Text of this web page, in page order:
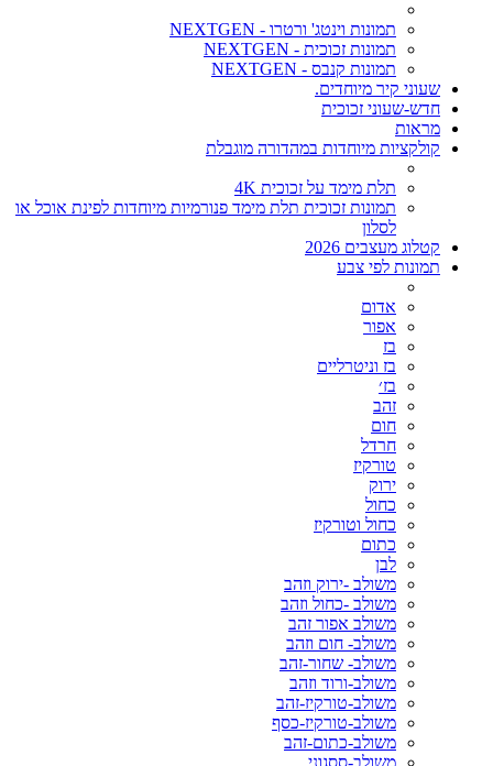
תמונות וינטג' ורטרו - NEXTGEN
תמונות זכוכית - NEXTGEN
תמונות קנבס - NEXTGEN
שעוני קיר מיוחדים.
חדש-שעוני זכוכית
מראות
קולקציות מיוחדות במהדורה מוגבלת
תלת מימד על זכוכית 4K
תמונות זכוכית תלת מימד פנורמיות מיוחדות לפינת אוכל או
לסלון
קטלוג מעצבים 2026
תמונות לפי צבע
אדום
אפור
בז
בז וניטרליים
בז׳
זהב
חום
חרדל
טורקיז
ירוק
כחול
כחול וטורקיז
כתום
לבן
משולב -ירוק וזהב
משולב -כחול וזהב
משולב אפור זהב
משולב- חום וזהב
משולב- שחור-זהב
משולב-ורוד וזהב
משולב-טורקיז-זהב
משולב-טורקיז-כסף
משולב-כתום-זהב
משולב-ססגוני